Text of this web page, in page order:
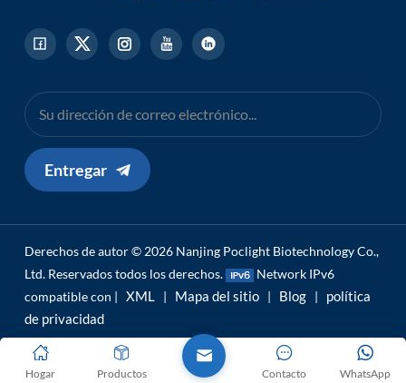
Entregar
Derechos de autor © 2026 Nanjing Poclight Biotechnology Co.,
Ltd. Reservados todos los derechos.
Network IPv6
compatible con | XML | Mapa del sitio | Blog |
política
de privacidad
Hogar Productos WhatsApp
Contacto